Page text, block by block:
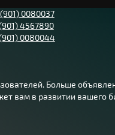
0080037
4567890
0080044
Больше
в развитии вашего